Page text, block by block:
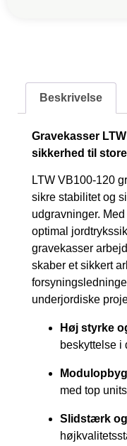
Beskrivelse
Gravekasser
sikkerhed til
LTW VB100-120
sikre stabilitet og
udgravninger.
optimal
gravekasser
skaber et sikkert
underjordiske
Høj styrke
beskyttelse i
med top
Slidstærk